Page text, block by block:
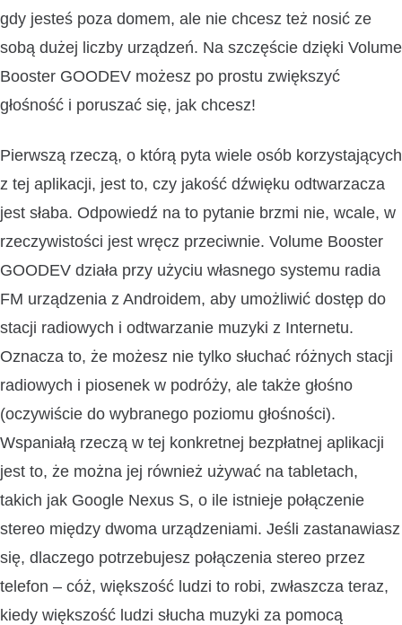
gdy jesteś poza domem, ale nie chcesz też nosić ze
sobą dużej liczby urządzeń. Na szczęście dzięki Volume
Booster GOODEV możesz po prostu zwiększyć
głośność i poruszać się, jak chcesz!
Pierwszą rzeczą, o którą pyta wiele osób korzystających
z tej aplikacji, jest to, czy jakość dźwięku odtwarzacza
jest słaba. Odpowiedź na to pytanie brzmi nie, wcale, w
rzeczywistości jest wręcz przeciwnie. Volume Booster
GOODEV działa przy użyciu własnego systemu radia
FM urządzenia z Androidem, aby umożliwić dostęp do
stacji radiowych i odtwarzanie muzyki z Internetu.
Oznacza to, że możesz nie tylko słuchać różnych stacji
radiowych i piosenek w podróży, ale także głośno
(oczywiście do wybranego poziomu głośności).
Wspaniałą rzeczą w tej konkretnej bezpłatnej aplikacji
jest to, że można jej również używać na tabletach,
takich jak Google Nexus S, o ile istnieje połączenie
stereo między dwoma urządzeniami. Jeśli zastanawiasz
się, dlaczego potrzebujesz połączenia stereo przez
telefon – cóż, większość ludzi to robi, zwłaszcza teraz,
kiedy większość ludzi słucha muzyki za pomocą